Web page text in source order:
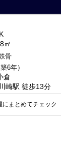
㎡
骨
築6年）
倉
崎駅 徒歩13分
にまとめてチェック